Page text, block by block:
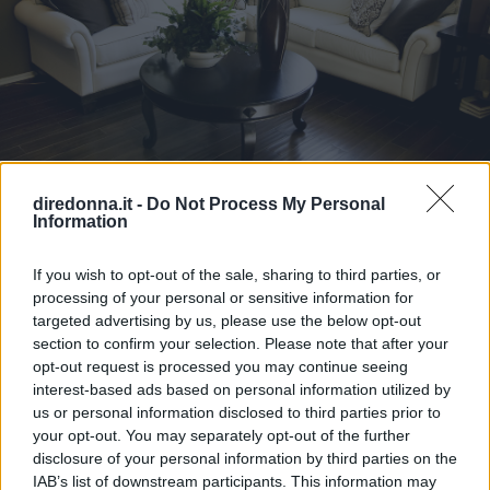
diredonna.it - Do Not Process My Personal
Information
If you wish to opt-out of the sale, sharing to third parties, or
processing of your personal or sensitive information for
targeted advertising by us, please use the below opt-out
section to confirm your selection. Please note that after your
opt-out request is processed you may continue seeing
interest-based ads based on personal information utilized by
us or personal information disclosed to third parties prior to
your opt-out. You may separately opt-out of the further
disclosure of your personal information by third parties on the
IAB’s list of downstream participants. This information may
candeggina nell’acqua di lavaggio ma rispettate le dosi
indicate. Stirate con ferro caldo su biancheria leggermente
umida. Come trattare il tessuto in base alle macchie Vino
rosso: assorbite subito il vino con carta assorbente o un
panno bianco o inumidite senza bagnare troppo con vino
bianco a 60°; evitate il sale che danneggia il tessuto; lavate
la tovaglia subito dopo il pranzo e, se non la lavate subito,
rossetto: prima di mettere la tovaglia in lavatrice,
sciacquate la macchia con acqua fredda o tamponate con
possibile il colore, poi strofinate la macchia con detersivo
per i piatti, risciacquare con acqua fredda e poi lavate in
lavatrice. Candela: grattate la macchia per togliere il
massimo della cera. Arrotolate il tessuto fra le dita per
estrarre la cera assorbita, poi tendete il tessuto macchiato e
fatevi scorrere su l’acqua molto calda: l’acqua calda
s’infiltra nel tessuto e scioglie la cera. Infine lavate la
tovaglia. Grasso: strofinate la macchia con sapone o uno
smacchiatore di tipo Eau Ecarlate, prima di lavare la
CASA
Design: 10 oggetti per la casa
Non solo grandi mobili, a costruire l'identità di una casa
contribuiscono i dettagli: ecco 10 oggetti di design su cui
puntare.
NICCOLO PICCIONI